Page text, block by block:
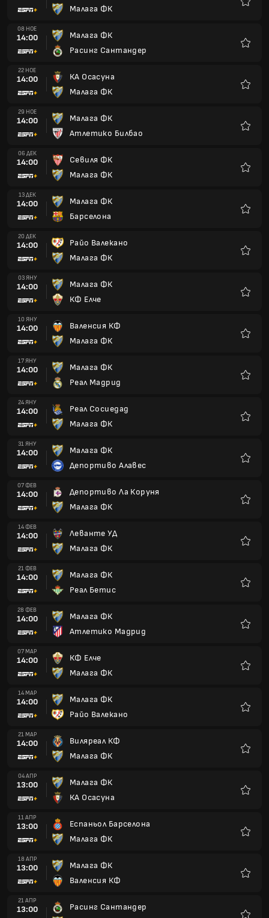
Малага ФК
08 НОЕ
14:00
Малага ФК
Расинг Сантандер
22 НОЕ
14:00
КА Осасуна
Малага ФК
29 НОЕ
14:00
Малага ФК
Атлетико Билбао
06 ДЕК
14:00
Севиля ФК
Малага ФК
13 ДЕК
14:00
Малага ФК
Барселона
20 ДЕК
14:00
Райо Валекано
Малага ФК
03 ЯНУ
14:00
Малага ФК
КФ Елче
10 ЯНУ
14:00
Валенсия КФ
Малага ФК
17 ЯНУ
14:00
Малага ФК
Реал Мадрид
24 ЯНУ
14:00
Реал Сосиедад
Малага ФК
31 ЯНУ
14:00
Малага ФК
Депортиво Алавес
07 ФЕВ
14:00
Депортиво Ла Коруня
Малага ФК
14 ФЕВ
14:00
Леванте УД
Малага ФК
21 ФЕВ
14:00
Малага ФК
Реал Бетис
28 ФЕВ
14:00
Малага ФК
Атлетико Мадрид
07 МАР
14:00
КФ Елче
Малага ФК
14 МАР
14:00
Малага ФК
Райо Валекано
21 МАР
14:00
Виляреал КФ
Малага ФК
04 АПР
13:00
Малага ФК
КА Осасуна
11 АПР
13:00
Еспаньол Барселона
Малага ФК
18 АПР
13:00
Малага ФК
Валенсия КФ
21 АПР
13:00
Расинг Сантандер